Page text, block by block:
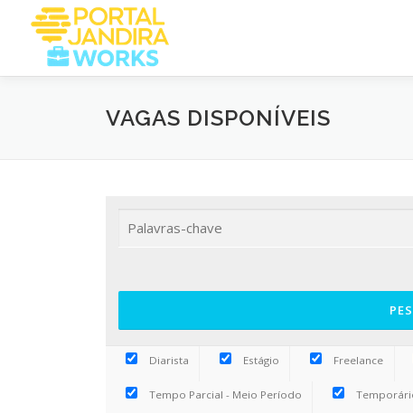
conteúdo
VAGAS DISPONÍVEIS
Diarista Estágio Freelance
Tempo Parcial - Meio Período